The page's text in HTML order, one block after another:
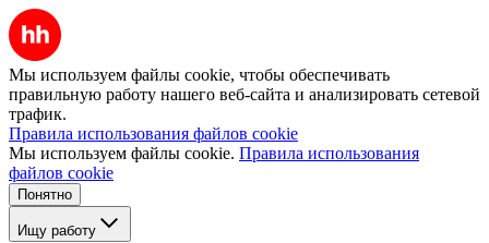
Мы используем файлы cookie, чтобы обеспечивать
правильную работу нашего веб-сайта и анализировать сетевой
трафик.
Правила использования файлов cookie
Мы используем файлы cookie. Правила использования
файлов cookie
Понятно
Ищу работу